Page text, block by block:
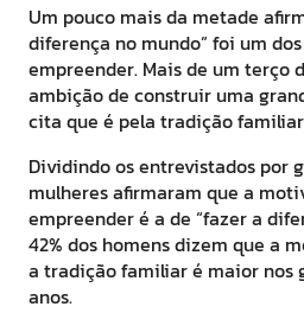
Um pouco mais da metade
diferença no mundo” foi um
empreender. Mais de um terço
ambição de construir uma
cita que é pela tradição
Dividindo os entrevistados por
mulheres afirmaram que a
empreender é a de “fazer a
42% dos homens dizem que a
a tradição familiar é maior nos
anos.